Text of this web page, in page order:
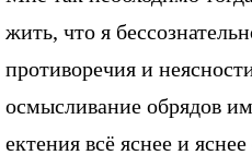
жить, что я
противоречия и
осмысливание обрядов
ектения всё яснее и